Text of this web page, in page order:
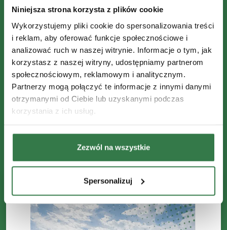
Niniejsza strona korzysta z plików cookie
Wykorzystujemy pliki cookie do spersonalizowania treści
i reklam, aby oferować funkcje społecznościowe i
analizować ruch w naszej witrynie. Informacje o tym, jak
korzystasz z naszej witryny, udostępniamy partnerom
społecznościowym, reklamowym i analitycznym.
Partnerzy mogą połączyć te informacje z innymi danymi
otrzymanymi od Ciebie lub uzyskanymi podczas
korzystania z ich usług.
Zezwól na wszystkie
Spersonalizuj